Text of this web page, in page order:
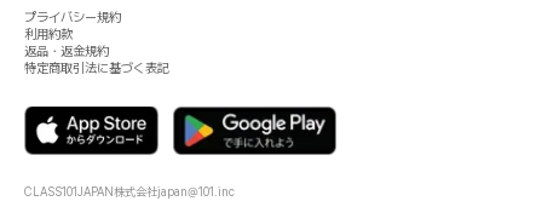
プライバシー規約
利用約款
返品・返金規約
特定商取引法に基づく表記
CLASS101JAPAN株式会社japan@101.inc